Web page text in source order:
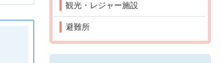
観光・レジャー施設
避難所